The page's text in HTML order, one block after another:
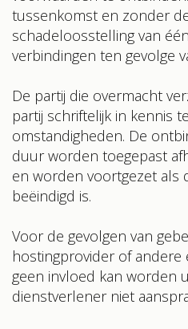
tussenkomst en zonder
schadeloosstelling van
verbindingen ten gevolge
De partij die overmacht
partij schriftelijk in kennis
omstandigheden. De
duur worden toegepast
en worden voortgezet als
beëindigd is.
Voor de gevolgen van
hostingprovider of andere
geen invloed kan worden
dienstverlener niet